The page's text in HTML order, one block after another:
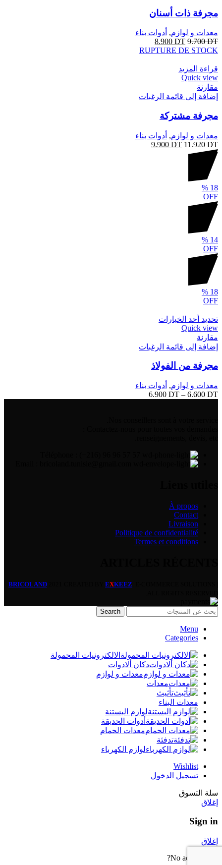
مجرفة ذات أسنان
معدات و لوازم, أدوات بناء
9.700DT
8.900 DT
RUPTURE DE STOCK
قراءة المزيد
Quick view
مقارنة
إضافة إلى قائمة الرغبات
مجرفة مشتركة
معدات و لوازم, أدوات بناء
11.920DT
9.900 DT
18
%
OFF
14
%
OFF
18
%
OFF
تحديد أحد الخيارات
Quick view
مقارنة
إضافة إلى قائمة الرغبات
مجرفة من الفولاذ
معدات و لوازم, أدوات بناء
6.600 DT
–
6.900 DT
À propos
Contact
Livraison
Politique de confidentialité
Termes et conditions
BRICOLAND EXKEEZ
Search
Menu
Categories
الالكترونيات المحمولة
دكان ألادوات
معدات و لوازم
معدات
تأثيث
معدات البناء
لوازم البستنة
أدوات الحديقة
معدات الحمام
تدفئة
لوازم الكهرباء
Wishlist
تسجيل الدخول
سلة التسوق
إغلاق
Sign in
إغلاق
No account yet?